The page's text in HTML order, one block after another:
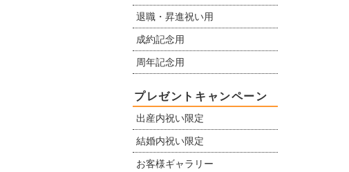
退職・昇進祝い用
成約記念用
周年記念用
プレゼントキャンペーン
出産内祝い限定
結婚内祝い限定
お客様ギャラリー